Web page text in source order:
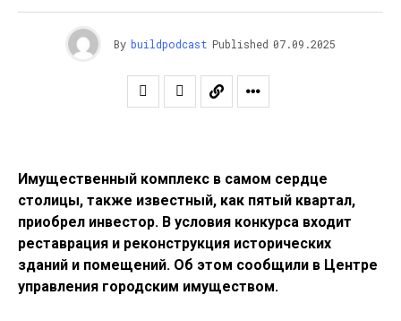
By buildpodcast Published 07.09.2025
Имущественный комплекс в самом сердце
столицы, также известный, как пятый квартал,
приобрел инвестор. В условия конкурса входит
реставрация и реконструкция исторических
зданий и помещений. Об этом сообщили в Центре
управления городским имуществом.